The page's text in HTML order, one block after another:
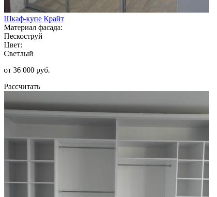
Шкаф-купе Крайт
Материал фасада:
Пескоструй
Цвет:
Светлый
от 36 000 руб.
Рассчитать